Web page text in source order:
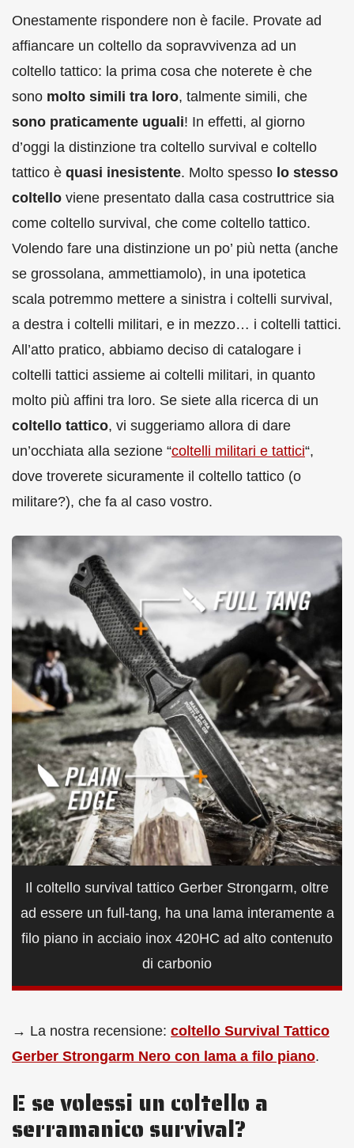
Onestamente rispondere non è facile. Provate ad
affiancare un coltello da sopravvivenza ad un
coltello tattico: la prima cosa che noterete è che
sono molto simili tra loro, talmente simili, che
sono praticamente uguali! In effetti, al giorno
d’oggi la distinzione tra coltello survival e coltello
tattico è quasi inesistente. Molto spesso lo stesso
coltello viene presentato dalla casa costruttrice sia
come coltello survival, che come coltello tattico.
Volendo fare una distinzione un po’ più netta (anche
se grossolana, ammettiamolo), in una ipotetica
scala potremmo mettere a sinistra i coltelli survival,
a destra i coltelli militari, e in mezzo… i coltelli tattici.
All’atto pratico, abbiamo deciso di catalogare i
coltelli tattici assieme ai coltelli militari, in quanto
molto più affini tra loro. Se siete alla ricerca di un
coltello tattico, vi suggeriamo allora di dare
un’occhiata alla sezione “coltelli militari e tattici“,
dove troverete sicuramente il coltello tattico (o
militare?), che fa al caso vostro.
Il coltello survival tattico Gerber Strongarm, oltre
ad essere un full-tang, ha una lama interamente a
filo piano in acciaio inox 420HC ad alto contenuto
di carbonio
→ La nostra recensione: coltello Survival Tattico
Gerber Strongarm Nero con lama a filo piano.
E se volessi un coltello a
serramanico survival?